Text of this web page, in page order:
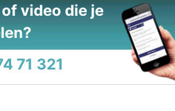
video die je
71 321